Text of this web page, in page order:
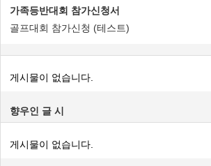
가족등반대회 참가신청서
골프대회 참가신청 (테스트)
게시물이 없습니다.
향우인 글 시
게시물이 없습니다.